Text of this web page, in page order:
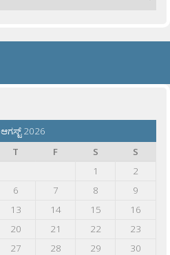
ಆಗಸ್ಟ್ 2026
T F S
S
1
2
6 7 8
9
13 14 15
16
20 21 22
23
27 28 29
30